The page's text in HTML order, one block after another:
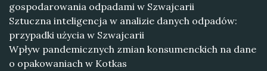
gospodarowania odpadami w Szwajcarii
Sztuczna inteligencja w analizie danych odpadów:
przypadki użycia w Szwajcarii
Wpływ pandemicznych zmian konsumenckich na dane
o opakowaniach w Kotkas